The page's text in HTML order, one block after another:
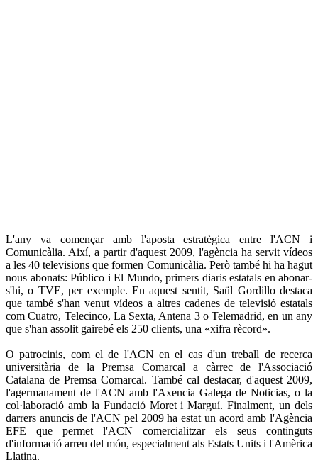
L'any va començar amb l'aposta estratègica entre l'ACN i
Comunicàlia. Així, a partir d'aquest 2009, l'agència ha servit vídeos
a les 40 televisions que formen Comunicàlia. Però també hi ha hagut
nous abonats: Público i El Mundo, primers diaris estatals en abonar-
s'hi, o TVE, per exemple. En aquest sentit, Saül Gordillo destaca
que també s'han venut vídeos a altres cadenes de televisió estatals
com Cuatro, Telecinco, La Sexta, Antena 3 o Telemadrid, en un any
que s'han assolit gairebé els 250 clients, una «xifra rècord».
O patrocinis, com el de l'ACN en el cas d'un treball de recerca
universitària de la Premsa Comarcal a càrrec de l'Associació
Catalana de Premsa Comarcal. També cal destacar, d'aquest 2009,
l'agermanament de l'ACN amb l'Axencia Galega de Noticias, o la
col·laboració amb la Fundació Moret i Marguí. Finalment, un dels
darrers anuncis de l'ACN pel 2009 ha estat un acord amb l'Agència
EFE que permet l'ACN comercialitzar els seus continguts
d'informació arreu del món, especialment als Estats Units i l'Amèrica
Llatina.